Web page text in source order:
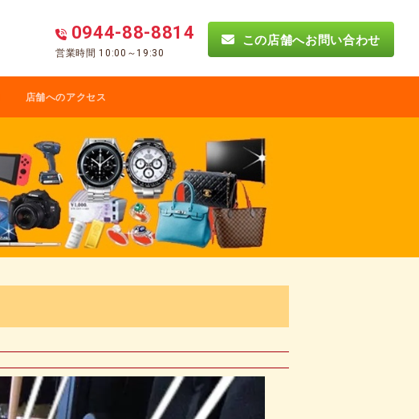
0944-88-8814
営業時間 10:00～19:30
この店舗へお問い合わせ
店舗へのアクセス